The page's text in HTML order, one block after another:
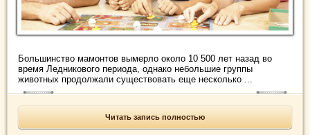
Большинство мамонтов вымерло около 10 500 лет назад во
время Ледникового периода, однако небольшие группы
животных продолжали существовать еще несколько ...
Читать запись полностью